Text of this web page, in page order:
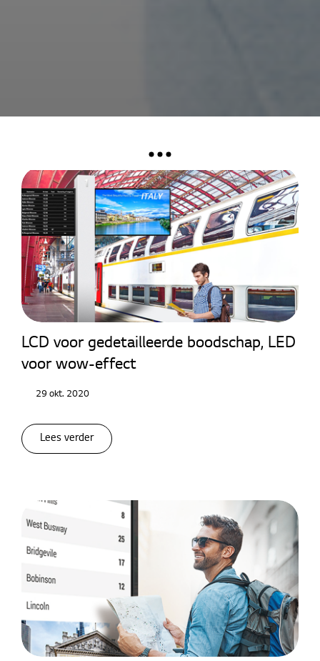
LCD voor gedetailleerde boodschap, LED
voor wow-effect
29 okt. 2020
Lees verder